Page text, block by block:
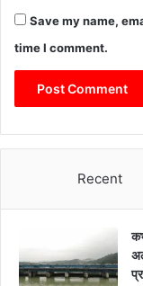
Save my name,
time I comment.
Recent